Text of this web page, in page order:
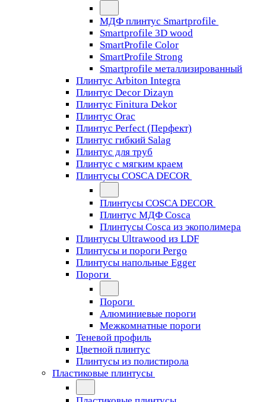
МДФ плинтус Smartprofile
Smartprofile 3D wood
SmartProfile Color
SmartProfile Strong
Smartprofile металлизированный
Плинтус Arbiton Integra
Плинтус Decor Dizayn
Плинтус Finitura Dekor
Плинтус Orac
Плинтус Perfect (Перфект)
Плинтус гибкий Salag
Плинтус для труб
Плинтус с мягким краем
Плинтусы COSCA DECOR
Плинтусы COSCA DECOR
Плинтус МДФ Cosca
Плинтусы Cosca из экополимера
Плинтусы Ultrawood из LDF
Плинтусы и пороги Pergo
Плинтусы напольные Egger
Пороги
Пороги
Алюминиевые пороги
Межкомнатные пороги
Теневой профиль
Цветной плинтус
Плинтусы из полистирола
Пластиковые плинтусы